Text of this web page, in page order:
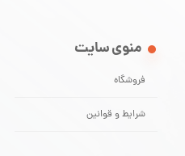
منوی سایت
فروشگاه
شرایط و قوانین